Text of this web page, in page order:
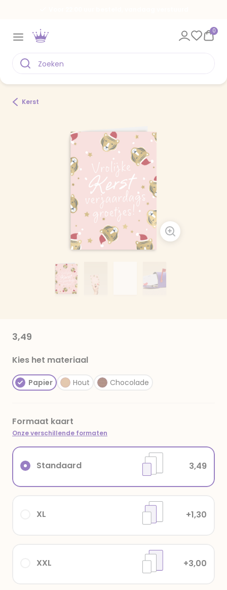
0
Kerst
3,49
Kies het materiaal
Papier Hout Chocolade
Formaat kaart
Onze verschillende formaten
XXL +3,00
XL +1,30
Standaard 3,49